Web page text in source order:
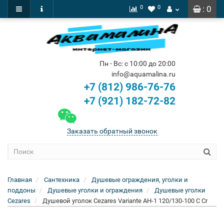
: 0
0 0
Пн - Вс: с 10:00 до 20:00
info@aquamalina.ru
+7 (812) 986-76-76
+7 (921) 182-72-82
Заказать обратный звонок
Главная Сантехника
Душевые ограждения, уголки и
поддоны
Душевые уголки и ограждения
Душевые уголки
Cezares
Душевой уголок Cezares Variante AH-1 120/130-100 C Cr